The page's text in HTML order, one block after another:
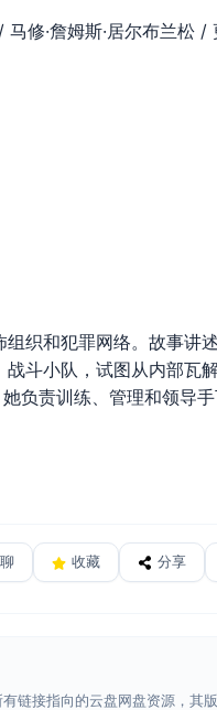
修·詹姆斯·居尔布兰松 /
织和犯罪网络。故事讲
斗小队，试图从内部瓦解
责训练、管理和领导手
收藏 分享
链接指向的云盘网盘资源，其